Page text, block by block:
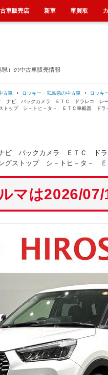
）の中古車販売情報
古車 ロッキー・広島県の中古車
ロッキ
ナビ バックカメラ ＥＴＣ ドラレコ レー
トップ シ－トヒ－タ－ ＥＴＣ車載器 ドラ
ビ バックカメラ ＥＴＣ ドラ
グストップ シ－トヒ－タ－
マは2026/
車販売店 新車 車買取